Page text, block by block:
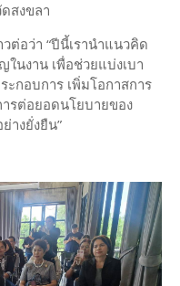
สงขลา
อว่า “ปีนี้เรานำแนวคิด
ในงาน เพื่อช่วยแบ่งเบา
กอบการ เพิ่มโอกาสการ
รต่อยอดนโยบายของ
างยั่งยืน”